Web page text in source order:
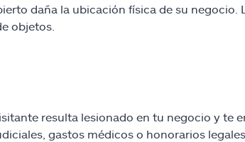
daña la ubicación física de su
objetos.
resulta lesionado en tu negocio y te
gastos médicos o honorarios legales.